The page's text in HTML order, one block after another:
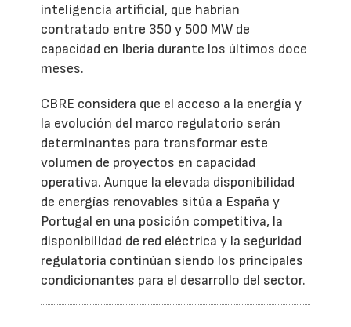
inteligencia artificial, que habrían
contratado entre 350 y 500 MW de
capacidad en Iberia durante los últimos doce
meses.
CBRE considera que el acceso a la energía y
la evolución del marco regulatorio serán
determinantes para transformar este
volumen de proyectos en capacidad
operativa. Aunque la elevada disponibilidad
de energías renovables sitúa a España y
Portugal en una posición competitiva, la
disponibilidad de red eléctrica y la seguridad
regulatoria continúan siendo los principales
condicionantes para el desarrollo del sector.